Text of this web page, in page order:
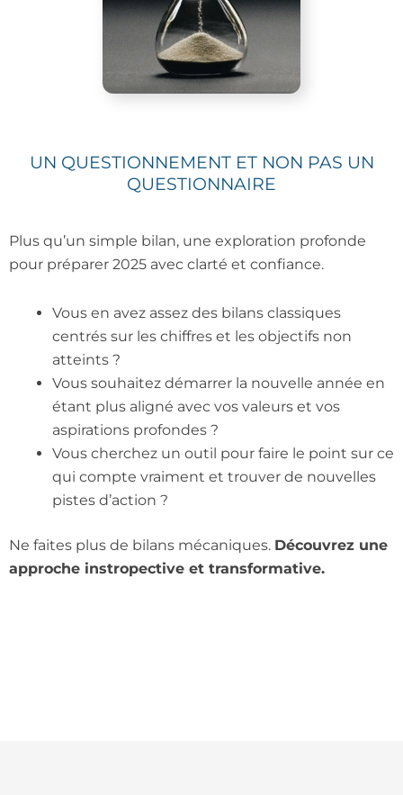
UN QUESTIONNEMENT ET NON PAS UN
QUESTIONNAIRE
Plus qu’un simple bilan, une exploration profonde
pour préparer 2025 avec clarté et confiance.
Vous en avez assez des bilans classiques
centrés sur les chiffres et les objectifs non
atteints ?
Vous souhaitez démarrer la nouvelle année en
étant plus aligné avec vos valeurs et vos
aspirations profondes ?
Vous cherchez un outil pour faire le point sur ce
qui compte vraiment et trouver de nouvelles
pistes d’action ?
Ne faites plus de bilans mécaniques. Découvrez une
approche instropective et transformative.